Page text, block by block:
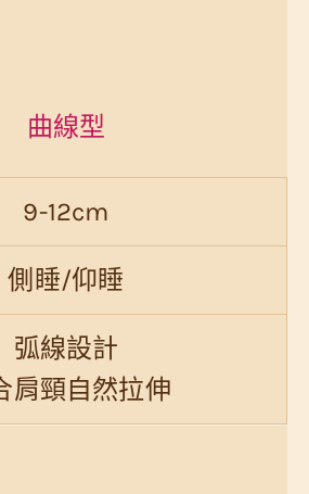
曲線型
9-12cm
側睡/仰睡
弧線設計
肩頸自然拉伸